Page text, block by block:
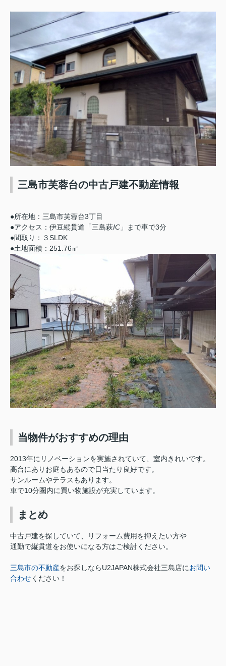
三島市芙蓉台の中古戸建不動産情報
●所在地：三島市芙蓉台3丁目
●アクセス：伊豆縦貫道「三島萩IC 」まで車で3分
●間取り：３SLDK
●土地面積：251.76㎡
当物件がおすすめの理由
2013年にリノベーションを実施されていて、室内きれいです。
高台にありお庭もあるので日当たり良好です。
サンルームやテラスもあります。
車で10分圏内に買い物施設が充実しています。
まとめ
中古戸建を探していて、リフォーム費用を抑えたい方や
通勤で縦貫道をお使いになる方はご検討ください。
三島市の不動産をお探しならU2JAPAN株式会社三島店にお問い
合わせください！